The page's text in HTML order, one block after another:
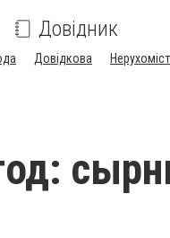
Довідник
Довідкова